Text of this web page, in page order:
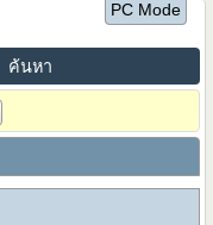
PC Mode
ค้นหา